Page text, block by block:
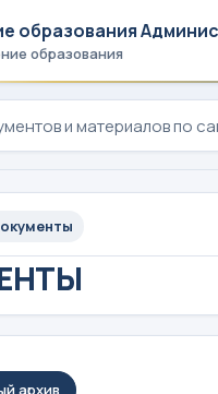
образования
образования
архив